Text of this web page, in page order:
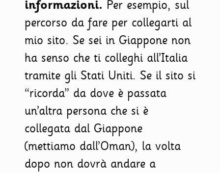
informazioni. Per esempio, sul
percorso da fare per collegarti al
mio sito. Se sei in Giappone non
ha senso che ti colleghi all’Italia
tramite gli Stati Uniti. Se il sito si
“ricorda” da dove è passata
un’altra persona che si è
collegata dal Giappone
(mettiamo dall’Oman), la volta
dopo non dovrà andare a